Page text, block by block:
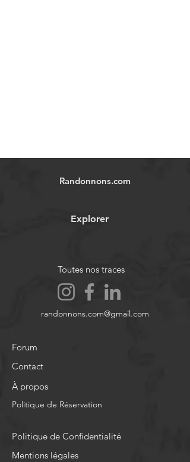
Randonnons.com
Explorer
Toutes nos traces
randonnons.com@gmail.com
Forum
Contact
À propos
Politique de Réservation
Politique de Confidentialité
Mentions légales